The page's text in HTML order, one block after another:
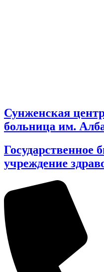
Сунженская
больница им.
Государственное
учреждение